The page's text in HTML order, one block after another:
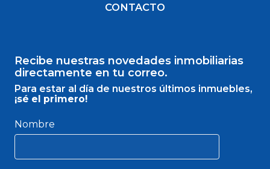
CONTACTO
Recibe nuestras novedades inmobiliarias
directamente en tu correo.
Para estar al día de nuestros últimos inmuebles,
¡sé el primero!
Nombre